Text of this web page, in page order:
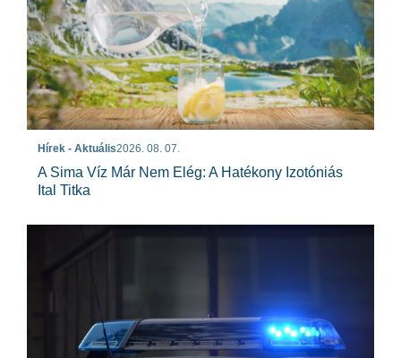
Hírek - Aktuális2026. 08. 07.
A Sima Víz Már Nem Elég: A Hatékony Izotóniás
Ital Titka